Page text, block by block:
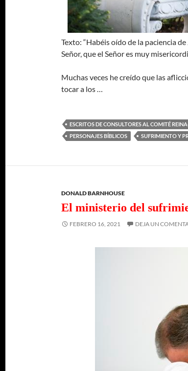
Texto: “Habéis oído de la paciencia
Señor, que el Señor es muy
Muchas veces he creído que las
tocar a los …
ESCRITOS DE CONSULTORES AL COMITÉ
PERSONAJES BÍBLICOS
SUFRIMIENTO Y
DONALD BARNHOUSE
El ministerio del
FEBRERO 16, 2021 DEJA UN